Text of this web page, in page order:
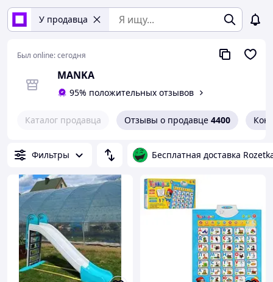
У продавца
Был online:сегодня
MANKA
95% положительных отзывов
Каталог продавца Отзывы о продавце 4400
Фильтры Бесплатная доставка